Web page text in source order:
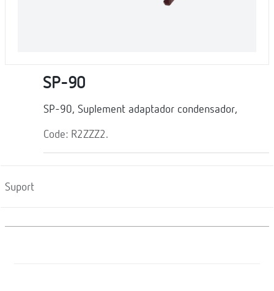
SP-90
SP-90, Suplement adaptador condensador,
Code: R2ZZZ2.
Suport